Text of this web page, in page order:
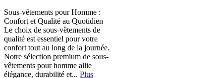
Sous-vêtements pour Homme :
Confort et Qualité au Quotidien
Le choix de sous-vêtements de
qualité est essentiel pour votre
confort tout au long de la journée.
Notre sélection premium de sous-
vêtements pour homme allie
élégance, durabilité et... Plus